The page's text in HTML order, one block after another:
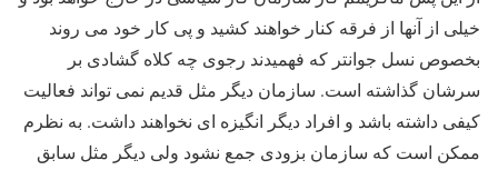
خیلی از آنها از فرقه کنار خواهند کشید و پی کار خود می روند
بخصوص نسل جوانتر که فهمیدند رجوی چه کلاه گشادی بر
سرشان گذاشته است. سازمان دیگر مثل قدیم نمی تواند فعالیت
کیفی داشته باشد و افراد دیگر انگیزه ای نخواهند داشت. به نظرم
ممکن است که سازمان بزودی جمع نشود ولی دیگر مثل سابق